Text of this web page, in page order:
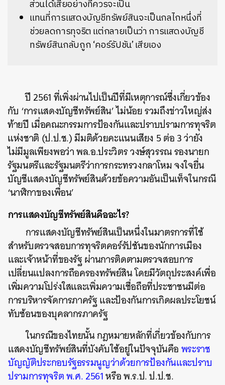
ส่วนได้เสียอย่างที่ควรจะเป็น
แทนที่การแสดงบัญชีทรัพย์สินจะเป็นกลไกหนึ่งที่
ช่วยลดการทุจริต แต่กลายเป็นว่า การแสดงบัญชี
ทรัพย์สินกลับถูก ‘คอร์รัปชัน’ เสียเอง
ปี 2561 ที่เพิ่งผ่านไปเป็นปีที่มีเหตุการณ์ซึ่งเกี่ยวข้อง
กับ ‘การแสดงบัญชีทรัพย์สิน’ ไม่น้อย รวมถึงข่าวใหญ่ส่ง
ท้ายปี เมื่อคณะกรรมการป้องกันและปราบปรามการทุจริต
แห่งชาติ (ป.ป.ช.) มีมติด้วยคะแนนเสียง 5 ต่อ 3 ว่ายัง
ไม่มีมูลเพียงพอว่า พล.อ.ประวิตร วงษ์สุวรรณ รองนายก
รัฐมนตรีและรัฐมนตรีว่าการกระทรวงกลาโหม จงใจยื่น
บัญชีแสดงบัญชีทรัพย์สินด้วยข้อความอันเป็นเท็จในกรณี
‘นาฬิกาของเพื่อน’
การแสดงบัญชีทรัพย์สินคืออะไร?
การแสดงบัญชีทรัพย์สินเป็นหนึ่งในมาตรการที่ใช้
สำหรับตรวจสอบการทุจริตคอร์รัปชันของนักการเมือง
และเจ้าหน้าที่ของรัฐ ผ่านการติดตามตรวจสอบการ
เปลี่ยนแปลงการถือครองทรัพย์สิน โดยมีวัตถุประสงค์เพื่อ
เพิ่มความโปร่งใสและเพิ่มความเชื่อถือที่ประชาชนมีต่อ
การบริหารจัดการภาครัฐ และป้องกันการเกิดผลประโยชน์
ทับซ้อนของบุคลากรภาครัฐ
ในกรณีของไทยนั้น กฎหมายหลักที่เกี่ยวข้องกับการ
แสดงบัญชีทรัพย์สินที่บังคับใช้อยู่ในปัจจุบันคือพระราช
บัญญัติประกอบรัฐธรรมนูญว่าด้วยการป้องกันและปราบ
ปรามการทุจริต พ.ศ. 2561หรือ พ.ร.ป. ป.ป.ช.